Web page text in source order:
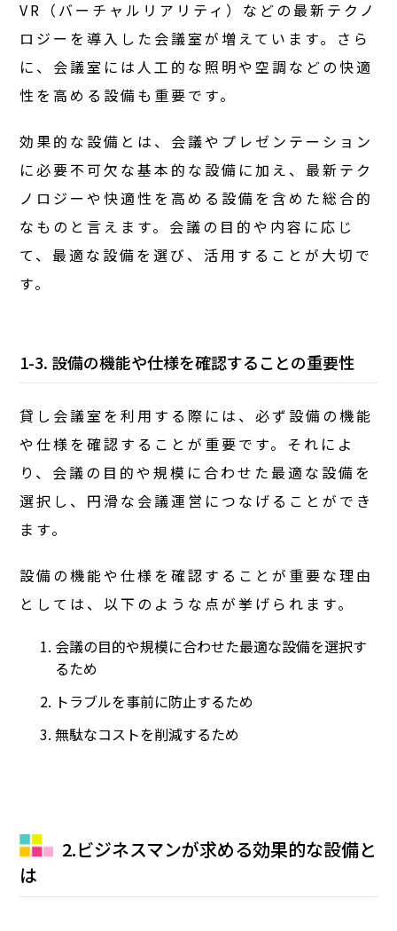
VR（バーチャルリアリティ）などの最新テクノ
ロジーを導入した会議室が増えています。さら
に、会議室には人工的な照明や空調などの快適
性を高める設備も重要です。
効果的な設備とは、会議やプレゼンテーション
に必要不可欠な基本的な設備に加え、最新テク
ノロジーや快適性を高める設備を含めた総合的
なものと言えます。会議の目的や内容に応じ
て、最適な設備を選び、活用することが大切で
す。
1-3. 設備の機能や仕様を確認することの重要性
貸し会議室を利用する際には、必ず設備の機能
や仕様を確認することが重要です。それによ
り、会議の目的や規模に合わせた最適な設備を
選択し、円滑な会議運営につなげることができ
ます。
設備の機能や仕様を確認することが重要な理由
としては、以下のような点が挙げられます。
会議の目的や規模に合わせた最適な設備を選択す
るため
トラブルを事前に防止するため
無駄なコストを削減するため
2.ビジネスマンが求める効果的な設備と
は